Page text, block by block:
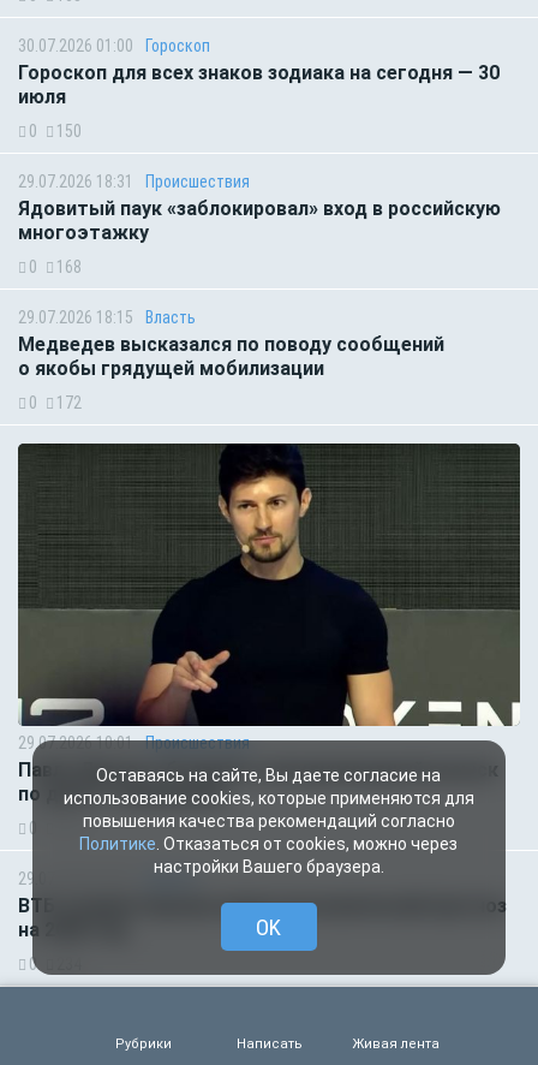
30.07.2026 01:00 Гороскоп
Гороскоп для всех знаков зодиака на сегодня — 30
июля
0 150
29.07.2026 18:31 Происшествия
Ядовитый паук «заблокировал» вход в российскую
многоэтажку
0 168
29.07.2026 18:15 Власть
Медведев высказался по поводу сообщений
о якобы грядущей мобилизации
0 172
29.07.2026 10:01 Происшествия
Павла Дурова объявили в международный розыск
по делу о терроризме
0
29.07.2026 09:00 Деньги
ВТБ скорректировал макроэкономический прогноз
на 2026 год
0
Главное за ночь. Тела пятерых младенцев найдены в
Рубрики Написать Живая лента
Оставаясь на сайте, Вы даете согласие на
использование cookies, которые применяются для
повышения качества рекомендаций согласно
Политике . Отказаться от cookies, можно через
настройки Вашего браузера.
OK